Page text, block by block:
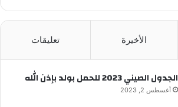
الأخيرة تعليقات
الجدول الصيني 2023 للحمل بولد بإذن الله
أغسطس 2, 2023